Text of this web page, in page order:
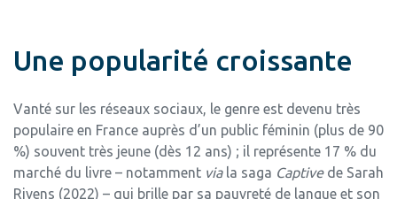
Une popularité croissante
Vanté sur les réseaux sociaux, le genre est devenu très
populaire en France auprès d’un public féminin (plus de 90
%) souvent très jeune (dès 12 ans) ; il représente 17 % du
marché du livre – notamment viala saga Captivede Sarah
Rivens (2022) – qui brille par sa pauvreté de langue et son